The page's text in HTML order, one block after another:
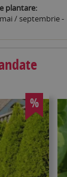
plantare:
/ septembrie -
%